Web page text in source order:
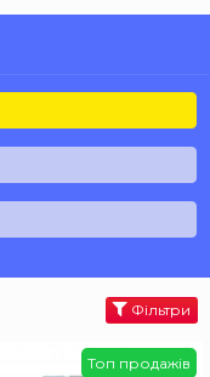
Фільтри
Топ продажів